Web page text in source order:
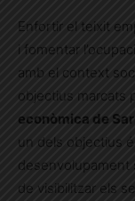
Enfortir el teixit
i fomentar
amb el context
objectius marcats
econòmica de
un dels objectius
desenvolupament
de visibilitzar els